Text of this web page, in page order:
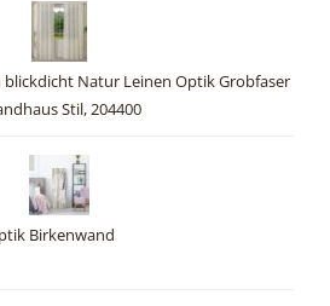
blickdicht Natur Leinen Optik Grobfaser
Stil, 204400
Birkenwand